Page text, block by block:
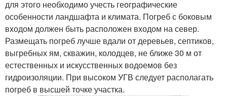
для этого необходимо учесть географические
особенности ландшафта и климата. Погреб с боковым
входом должен быть расположен входом на север.
Размещать погреб лучше вдали от деревьев, септиков,
выгребных ям, скважин, колодцев, не ближе 30 м от
естественных и искусственных водоемов без
гидроизоляции. При высоком УГВ следует располагать
погреб в высшей точке участка.